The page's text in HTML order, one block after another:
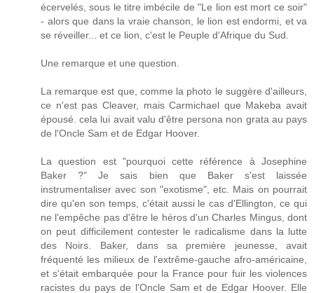
écervelés, sous le titre imbécile de "Le lion est mort ce soir"
- alors que dans la vraie chanson, le lion est endormi, et va
se réveiller... et ce lion, c'est le Peuple d'Afrique du Sud.
Une remarque et une question.
La remarque est que, comme la photo le suggère d'ailleurs,
ce n'est pas Cleaver, mais Carmichael que Makeba avait
épousé. cela lui avait valu d'être persona non grata au pays
de l'Oncle Sam et de Edgar Hoover.
La question est "pourquoi cette référence à Josephine
Baker ?" Je sais bien que Baker s'est laissée
instrumentaliser avec son "exotisme", etc. Mais on pourrait
dire qu'en son temps, c'était aussi le cas d'Ellington, ce qui
ne l'empêche pas d'être le héros d'un Charles Mingus, dont
on peut difficilement contester le radicalisme dans la lutte
des Noirs. Baker, dans sa première jeunesse, avait
fréquenté les milieux de l'extrême-gauche afro-américaine,
et s'était embarquée pour la France pour fuir les violences
racistes du pays de l'Oncle Sam et de Edgar Hoover. Elle